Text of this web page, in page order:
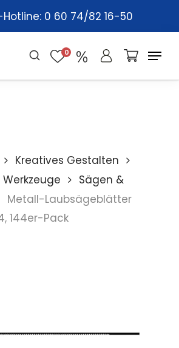
0 60 74/82 16-50
0
Kreatives Gestalten
Sägen &
Metall-Laubsägeblätter
144er-Pack